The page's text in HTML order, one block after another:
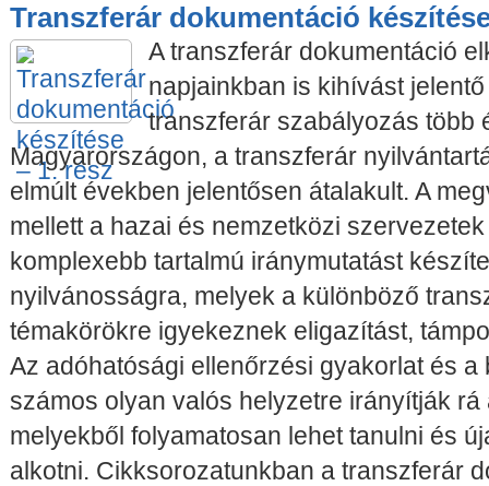
Transzferár dokumentáció
A transzferár dokumentáció
napjainkban is kihívást
transzferár szabályozás több
Magyarországon, a transzferár
elmúlt években jelentősen átalakult. A
mellett a hazai és nemzetközi
komplexebb tartalmú iránymutatást
nyilvánosságra, melyek a különböző
témakörökre igyekeznek eligazítást,
Az adóhatósági ellenőrzési gyakorlat és a
számos olyan valós helyzetre irányítják rá
melyekből folyamatosan lehet tanulni és
alkotni. Cikksorozatunkban a transzferár